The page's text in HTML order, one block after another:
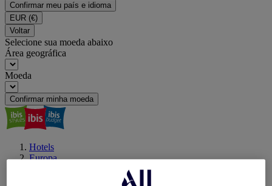
Confirmar meu país e idioma
EUR (€)
Voltar
Selecione sua moeda abaixo
Área geográfica
Moeda
Confirmar minha moeda
Hotels
Europa